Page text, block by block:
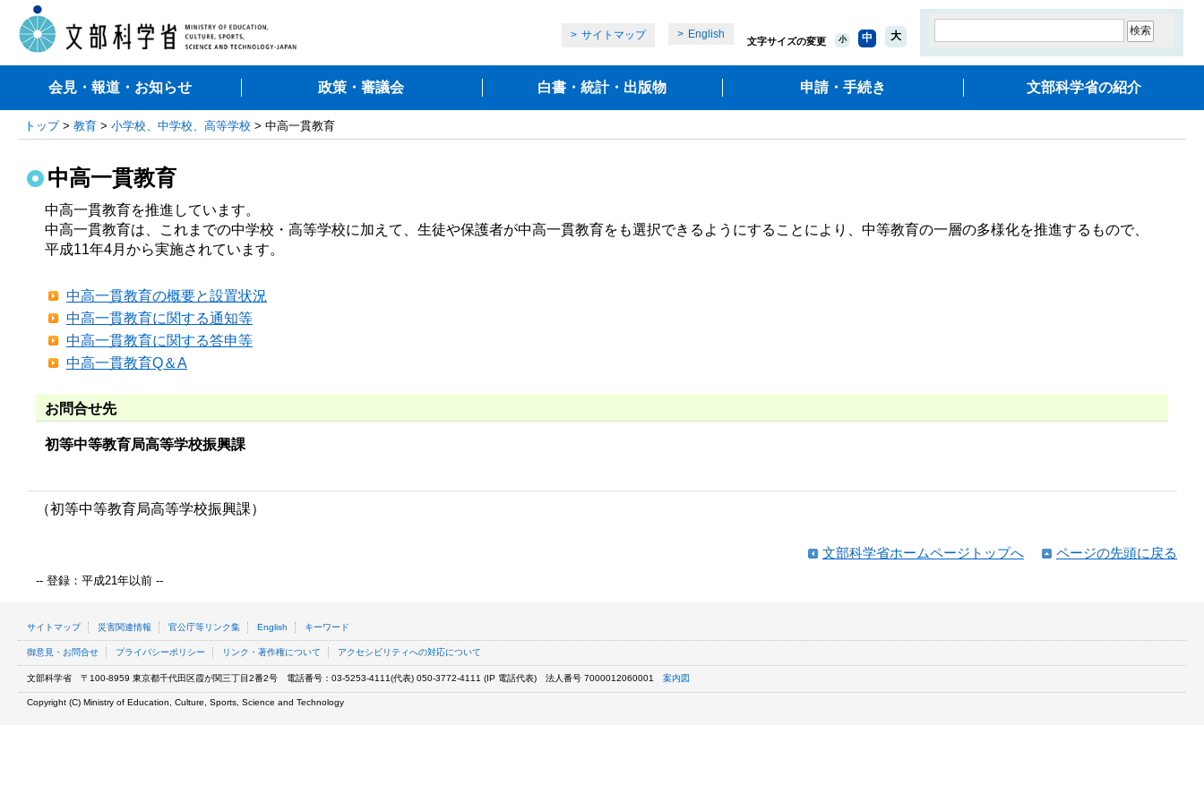
サイトマップ English
文字サイズの変更 小 中 大
会見・報道・お知らせ 政策・審議会 白書・統計・出版物 申請・手続き 文部科学省の紹介
トップ> 教育 > 小学校、中学校、高等学校 > 中高一貫教育
中高一貫教育
中高一貫教育を推進しています。
中高一貫教育は、これまでの中学校・高等学校に加えて、生徒や保護者が中高一貫教育をも選択できるようにすることにより、中等教育の一層の多様化を推進するもので、
平成11年4月から実施されています。
中高一貫教育の概要と設置状況
中高一貫教育に関する通知等
中高一貫教育に関する答申等
中高一貫教育Q＆A
お問合せ先
初等中等教育局高等学校振興課
（初等中等教育局高等学校振興課）
ページの先頭に戻る
文部科学省ホームページトップへ
-- 登録：平成21年以前 --
サイトマップ 災害関連情報 官公庁等リンク集 English キーワード
御意見・お問合せ プライバシーポリシー リンク・著作権について アクセシビリティへの対応について
文部科学省 〒100-8959 東京都千代田区霞が関三丁目2番2号 電話番号：03-5253-4111(代表) 050-3772-4111 (IP 電話代表) 法人番号 7000012060001 案内図
Copyright (C) Ministry of Education, Culture, Sports, Science and Technology